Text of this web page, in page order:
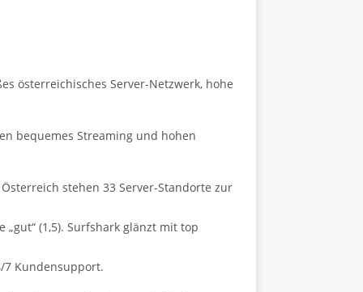
österreichisches Server-Netzwerk, hohe
bequemes Streaming und hohen
stehen 33 Server-Standorte zur
(1,5). Surfshark glänzt mit top
7 Kundensupport.